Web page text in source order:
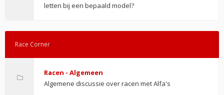
letten bij een bepaald model?
Race Corner
Racen - Algemeen
Algemene discussie over racen met Alfa's